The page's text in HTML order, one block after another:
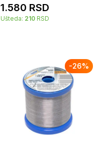
1.580 RSD
Ušteda: 210 RSD
-26%